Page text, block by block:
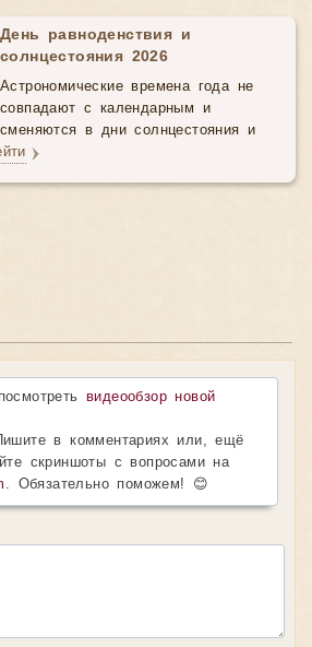
День равноденствия и
солнцестояния 2026
Астрономические времена года не
совпадают с календарным и
сменяются в дни солнцестояния и
видеообзор новой
в комментариях или, ещё
скриншоты с вопросами на
. Обязательно поможем! 😊